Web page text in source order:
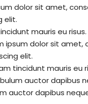
dolor sit amet,
elit.
mauris eu risus.
ipsum dolor sit amet,
elit.
tincidunt mauris eu
auctor dapibus
auctor dapibus